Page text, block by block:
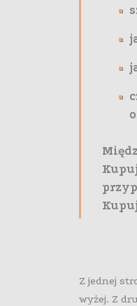
Z jednej
wyżej. Z